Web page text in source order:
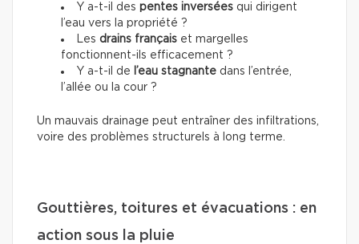
Y a-t-il des pentes inversées qui dirigent
l’eau vers la propriété ?
Les drains français et margelles
fonctionnent-ils efficacement ?
Y a-t-il de l’eau stagnante dans l’entrée,
l’allée ou la cour ?
Un mauvais drainage peut entraîner des infiltrations,
voire des problèmes structurels à long terme.
Gouttières, toitures et évacuations : en
action sous la pluie